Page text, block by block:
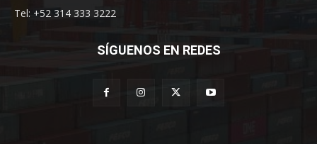
Tel: +52 314 333 3222
SÍGUENOS EN REDES